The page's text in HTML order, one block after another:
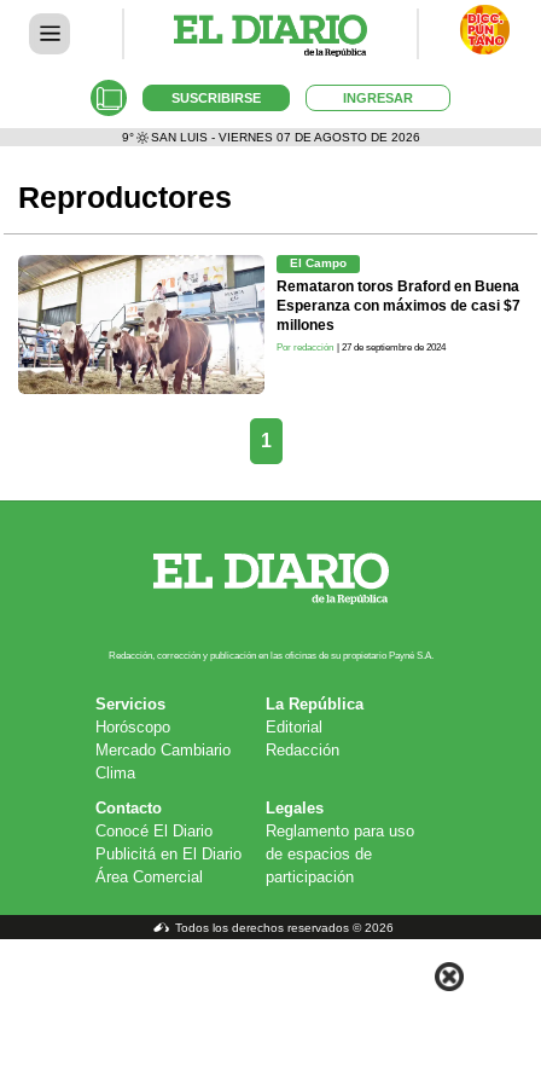
SUSCRIBIRSE INGRESAR
9° SAN LUIS - VIERNES 07 DE AGOSTO DE 2026
Reproductores
El Campo
Remataron toros Braford en Buena
Esperanza con máximos de casi $7
millones
Por redacción | 27 de septiembre de 2024
1
Redacción, corrección y publicación en las oficinas de su propietario Payn​é S.A.
Servicios
Horóscopo
Mercado Cambiario
Clima
La República
Editorial
Redacción
Contacto
Conocé El Diario
Publicitá en El Diario
Área Comercial
Legales
Reglamento para uso
de espacios de
participación
Todos los derechos reservados © 2026